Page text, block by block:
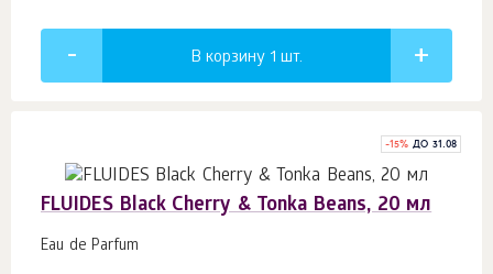
В корзину 1 шт.
-15% ДО 31.08
FLUIDES Black Cherry & Tonka Beans, 20 мл
Eau de Parfum